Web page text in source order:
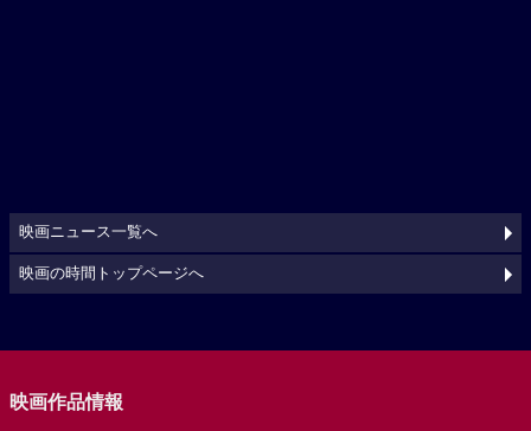
映画ニュース一覧へ
映画の時間トップページへ
映画作品情報